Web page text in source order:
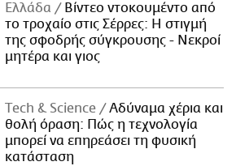
Ελλάδα
Βίντεο ντοκουμέντο από
το τροχαίο στις Σέρρες: Η στιγμή
της σφοδρής σύγκρουσης - Νεκροί
μητέρα και γιος
Τech & Science
Αδύναμα χέρια και
θολή όραση: Πώς η τεχνολογία
μπορεί να επηρεάσει τη φυσική
κατάσταση